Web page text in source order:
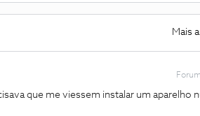
Mais
que me viessem instalar um aparelho